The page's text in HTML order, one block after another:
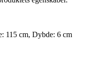
115 cm, Dybde: 6 cm